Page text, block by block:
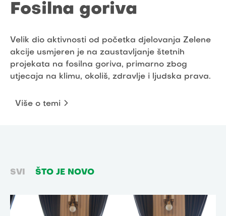
Fosilna goriva
Velik dio aktivnosti od početka djelovanja Zelene
akcije usmjeren je na zaustavljanje štetnih
projekata na fosilna goriva, primarno zbog
utjecaja na klimu, okoliš, zdravlje i ljudska prava.
Više o temi
SVI ŠTO JE NOVO